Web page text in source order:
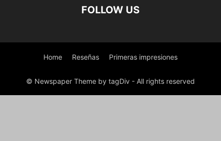
FOLLOW US
Home Reseñas Primeras impresiones
© Newspaper Theme by tagDiv - All rights reserved